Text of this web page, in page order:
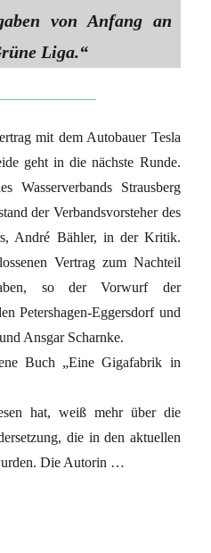
von Anfang an
Liga.“
mit dem Autobauer Tesla
geht in die nächste Runde.
Wasserverbands Strausberg
der Verbandsvorsteher des
André Bähler, in der Kritik.
Vertrag zum Nachteil
so der Vorwurf der
Petershagen-Eggersdorf und
Ansgar Scharnke.
Buch „Eine Gigafabrik in
hat, weiß mehr über die
die in den aktuellen
Die Autorin …